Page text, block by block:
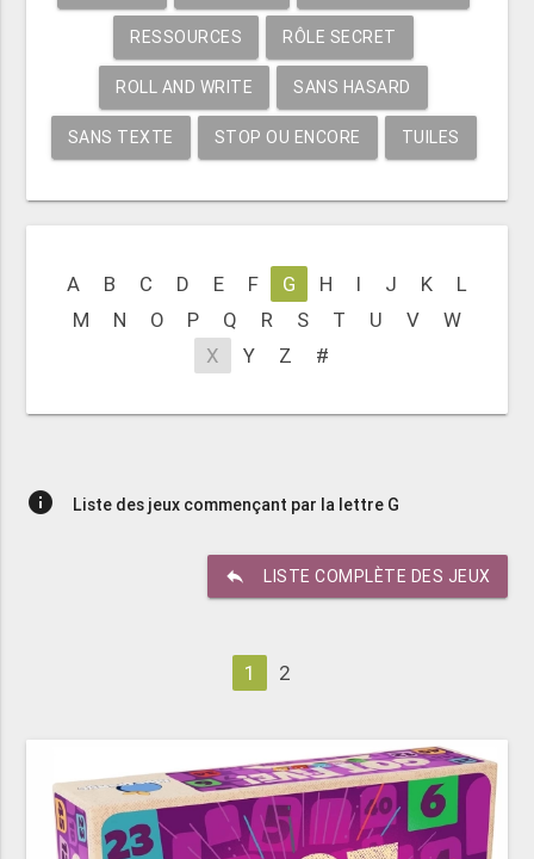
RESSOURCES RÔLE SECRET
ROLL AND WRITE SANS HASARD
SANS TEXTE STOP OU ENCORE TUILES
A B C D E F G H I J K
L
M
N O P Q R S T U V
W
X
Y Z #
info Liste des jeux commençant par la lettre G
reply LISTE COMPLÈTE DES JEUX
1 2